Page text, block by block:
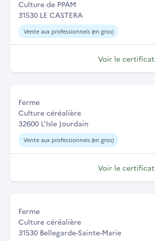
Culture de PPAM
31530 LE CASTERA
Vente aux professionnels (en gros)
Voir le certificat
Ferme
Culture céréalière
32600 L'Isle Jourdain
Vente aux professionnels (en gros)
Voir le certificat
Ferme
Culture céréalière
31530 Bellegarde-Sainte-Marie